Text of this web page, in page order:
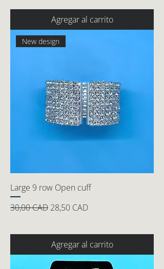
Agregar al carrito
New design
Large 9 row Open cuff
Precio
30,00 CAD Precio de oferta
28,50 CAD
Agregar al carrito